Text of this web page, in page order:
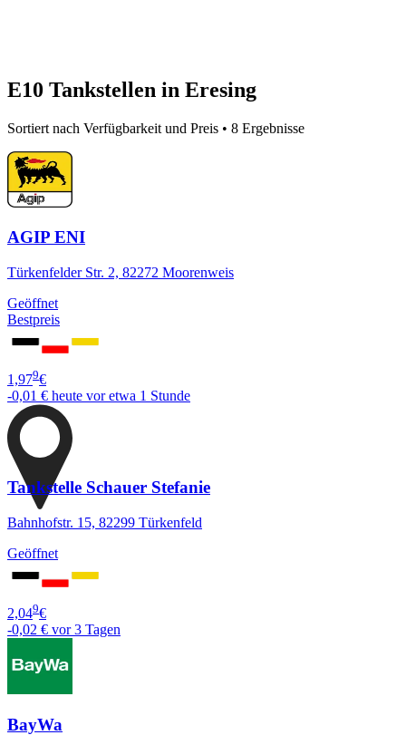
E10 Tankstellen in Eresing
Sortiert nach Verfügbarkeit und Preis • 8 Ergebnisse
AGIP ENI
Türkenfelder Str. 2, 82272 Moorenweis
Geöffnet
Bestpreis
1,979€
-0,01 € heute vor etwa 1 Stunde
Tankstelle Schauer Stefanie
Bahnhofstr. 15, 82299 Türkenfeld
Geöffnet
2,049€
-0,02 € vor 3 Tagen
BayWa